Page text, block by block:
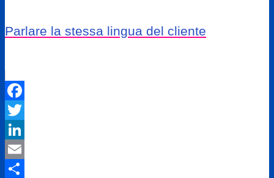
Parlare la stessa lingua del cliente
Facebook
Twitter
LinkedIn
Email